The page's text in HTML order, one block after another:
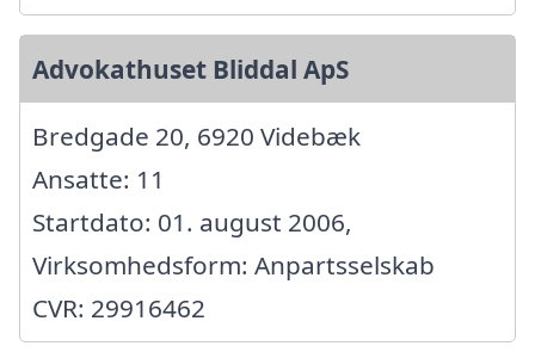
Advokathuset Bliddal ApS
Bredgade 20, 6920 Videbæk
Ansatte: 11
Startdato: 01. august 2006,
Virksomhedsform: Anpartsselskab
CVR: 29916462